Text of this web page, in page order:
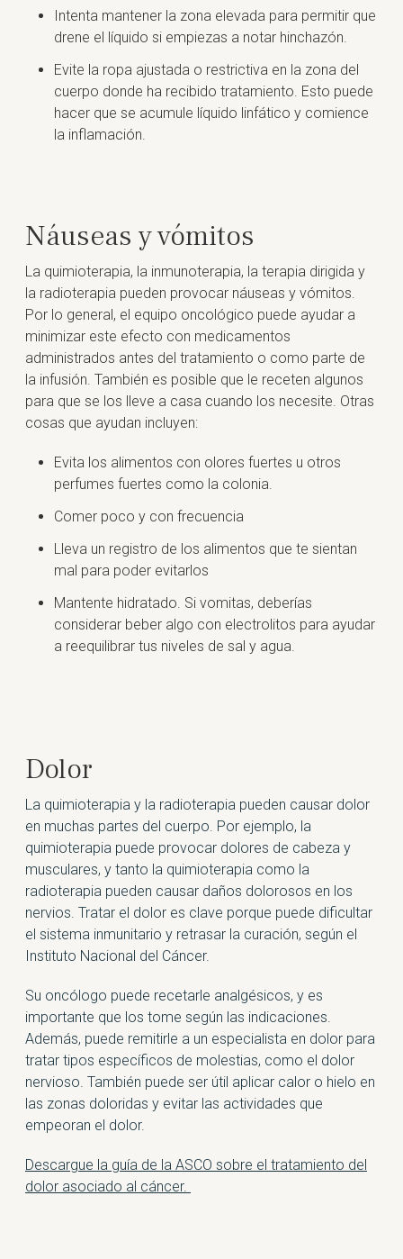
Intenta mantener la zona elevada para permitir que
drene el líquido si empiezas a notar hinchazón.
Evite la ropa ajustada o restrictiva en la zona del
cuerpo donde ha recibido tratamiento. Esto puede
hacer que se acumule líquido linfático y comience
la inflamación.
Náuseas y vómitos
La quimioterapia, la inmunoterapia, la terapia dirigida y
la radioterapia pueden provocar náuseas y vómitos.
Por lo general, el equipo oncológico puede ayudar a
minimizar este efecto con medicamentos
administrados antes del tratamiento o como parte de
la infusión. También es posible que le receten algunos
para que se los lleve a casa cuando los necesite. Otras
cosas que ayudan incluyen:
Evita los alimentos con olores fuertes u otros
perfumes fuertes como la colonia.
Comer poco y con frecuencia
Lleva un registro de los alimentos que te sientan
mal para poder evitarlos
Mantente hidratado. Si vomitas, deberías
considerar beber algo con electrolitos para ayudar
a reequilibrar tus niveles de sal y agua.
Dolor
La quimioterapia y la radioterapia pueden causar dolor
en muchas partes del cuerpo. Por ejemplo, la
quimioterapia puede provocar dolores de cabeza y
musculares, y tanto la quimioterapia como la
radioterapia pueden causar daños dolorosos en los
nervios. Tratar el dolor es clave porque puede dificultar
el sistema inmunitario y retrasar la curación, según el
Instituto Nacional del Cáncer.
Su oncólogo puede recetarle analgésicos, y es
importante que los tome según las indicaciones.
Además, puede remitirle a un especialista en dolor para
tratar tipos específicos de molestias, como el dolor
nervioso. También puede ser útil aplicar calor o hielo en
las zonas doloridas y evitar las actividades que
empeoran el dolor.
Descargue la guía de la ASCO sobre el tratamiento del
dolor asociado al cáncer.